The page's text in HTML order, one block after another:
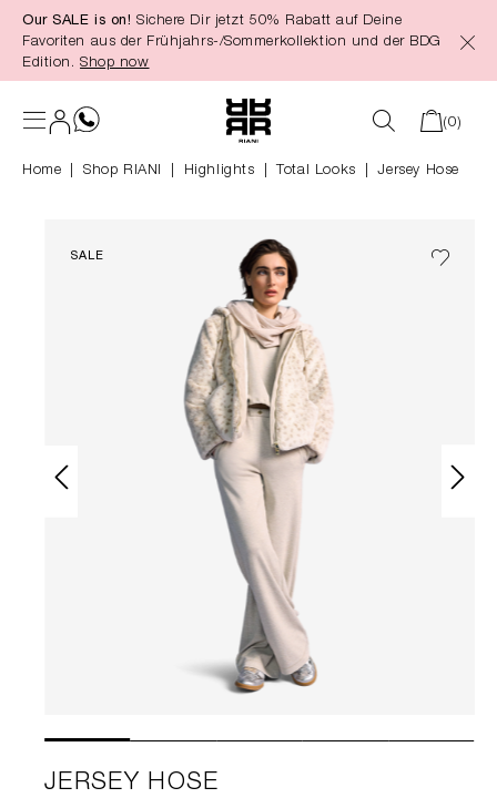
springen
Our SALE is on! Sichere Dir jetzt 50% Rabatt auf Deine
Favoriten aus der Frühjahrs-/Sommerkollektion und der BDG
Edition. Shop now
(0)
Home Shop RIANI Highlights Total Looks Jersey Hose
SALE
JERSEY HOSE